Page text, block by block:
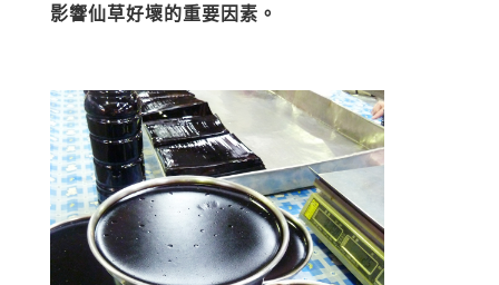
影響仙草好壞的重要因素。